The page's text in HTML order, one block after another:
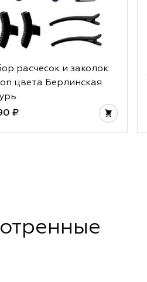
расчесок и заколок
цвета Берлинская
₽